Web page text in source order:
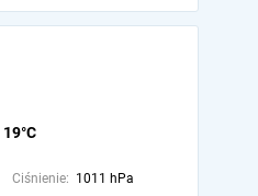
19°C
Ciśnienie: 1011 hPa